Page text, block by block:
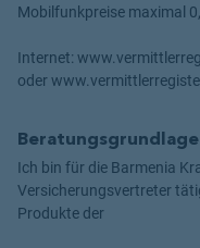
Mobilfunkpreise maximal
Internet:
oder
Beratungsgrundlage
Ich bin für die Barmenia
Versicherungsvertreter
Produkte der